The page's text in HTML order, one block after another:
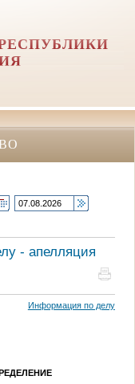
- апелляция
Информация по делу